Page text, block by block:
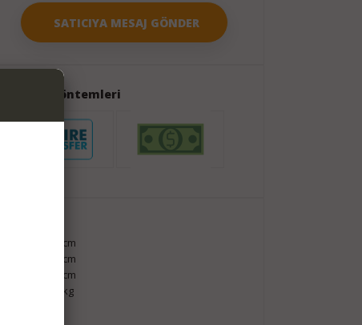
Ödeme Yöntemleri
cm
cm
cm
kg